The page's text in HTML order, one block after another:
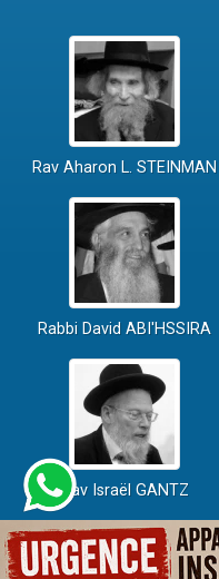
Rav Aharon L. STEINMAN
Rabbi David ABI'HSSIRA
Rav Israël GANTZ